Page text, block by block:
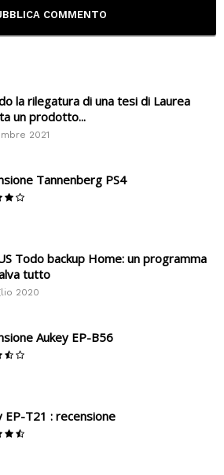
la rilegatura di una tesi di Laurea
un prodotto...
2021
Tannenberg PS4
Todo backup Home: un programma
tutto
2020
Aukey EP-B56
EP-T21 : recensione